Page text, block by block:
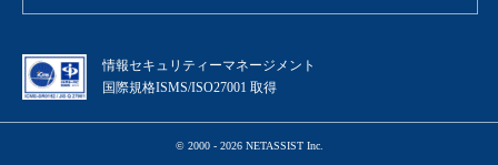
情報セキュリティーマネージメント
国際規格ISMS/ISO27001 取得
© 2000 - 2026 NETASSIST Inc.